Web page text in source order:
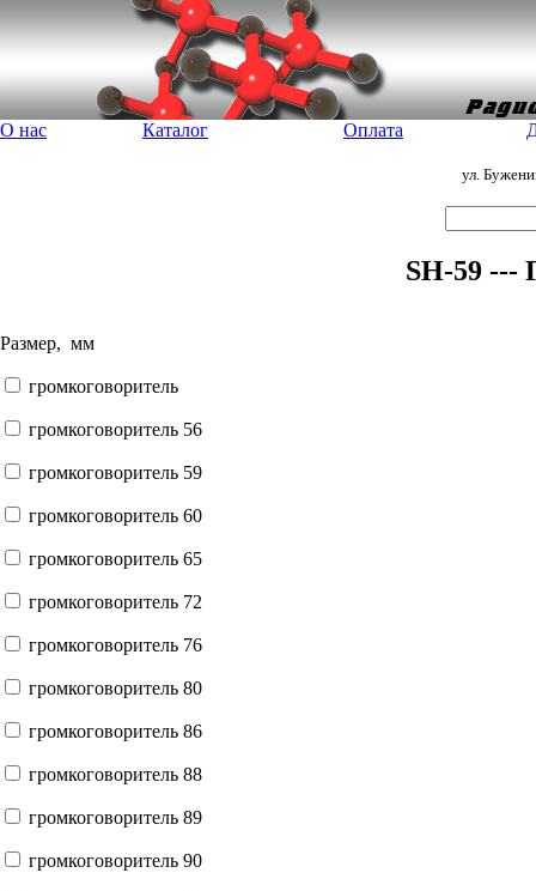
О нас Каталог Оплата
ул.
SH-59 ---
Размер, мм
громкоговоритель
громкоговоритель 56
громкоговоритель 59
громкоговоритель 60
громкоговоритель 65
громкоговоритель 72
громкоговоритель 76
громкоговоритель 80
громкоговоритель 86
громкоговоритель 88
громкоговоритель 89
громкоговоритель 90